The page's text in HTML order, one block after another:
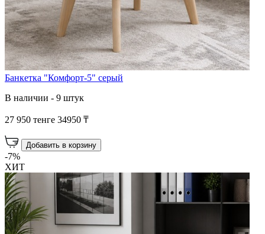
Банкетка "Комфорт-5" серый
В наличии - 9 штук
27 950 тенге 34950 ₸
Добавить в корзину
-7%
ХИТ